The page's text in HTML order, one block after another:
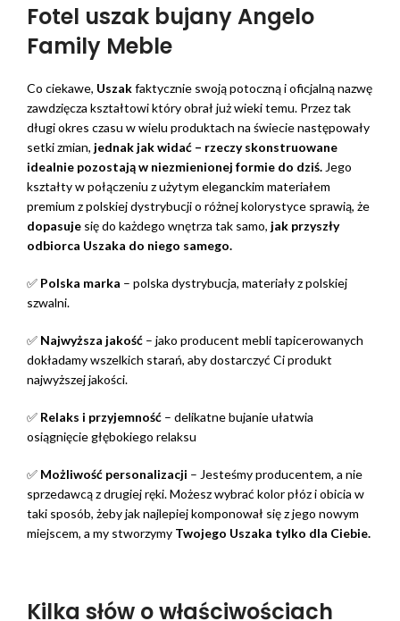
Fotel uszak bujany Angelo
Family Meble
Co ciekawe, Uszakfaktycznie swoją potoczną i oficjalną nazwę
zawdzięcza kształtowi który obrał już wieki temu. Przez tak
długi okres czasu w wielu produktach na świecie następowały
setki zmian, jednak jak widać – rzeczy skonstruowane
idealnie pozostają w niezmienionej formie do dziś. Jego
kształty w połączeniu z użytym eleganckim materiałem
premium z polskiej dystrybucji o różnej kolorystyce sprawią, że
dopasuje się do każdego wnętrza tak samo, jak przyszły
odbiorca Uszaka do niego samego.
✅ Polska marka – polska dystrybucja, materiały z polskiej
szwalni.
✅ Najwyższa jakość – jako producent mebli tapicerowanych
dokładamy wszelkich starań, aby dostarczyć Ci produkt
najwyższej jakości.
✅ Relaks i przyjemność – delikatne bujanie ułatwia
osiągnięcie głębokiego relaksu
✅ Możliwość personalizacji – Jesteśmy producentem, a nie
sprzedawcą z drugiej ręki. Możesz wybrać kolor płóz i obicia w
taki sposób, żeby jak najlepiej komponował się z jego nowym
miejscem, a my stworzymy Twojego Uszaka tylko dla Ciebie.
Kilka słów o właściwościach